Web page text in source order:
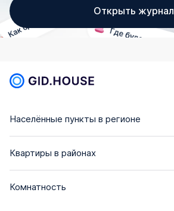
Открыть журнал
Населённые пункты в регионе
Квартиры в районах
Комнатность